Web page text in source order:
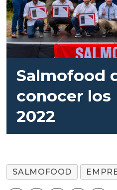
Salmofood
conocer los
2022
SALMOFOOD